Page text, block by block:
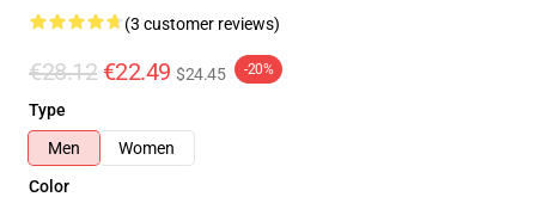
(3 customer reviews)
€28.12 €22.49 $24.45 -20%
Type
Men
Women
Color